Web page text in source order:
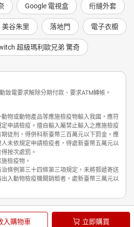
入購物車 立即購買
Google 電視盒 绗縫外套
美谷朱里 落地門 電子衣櫥
超級瑪利歐兄弟 驚奇
致電要求解除分期付款、要求ATM轉帳。
物或動物產品等應施檢疫物輸入我國，應符
申請檢疫。擅自輸入屬禁止輸入之應施檢疫
徒刑，得併科新臺幣三百萬元以下罰金。應
未依規定申請檢疫者，得處新臺幣五萬元以
按次處罰。
檢疫物。
條例第三十四條第三項規定，未將郵遞寄送
入動物檢疫機關銷燬者，處新臺幣三萬元以
政策